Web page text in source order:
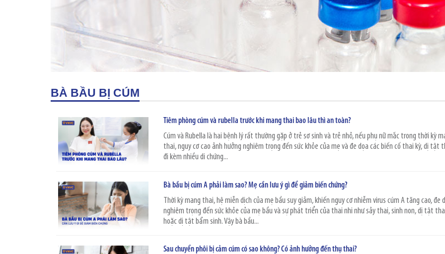
BÀ BẦU BỊ CÚM
Tiêm phòng cúm và rubella trước khi mang thai bao lâu thì an toàn?
Cúm và Rubella là hai bệnh lý rất thường gặp ở trẻ sơ sinh và trẻ nhỏ, nếu phụ nữ mắc trong thời kỳ
thai, nguy cơ cao ảnh hưởng nghiêm trọng đến sức khỏe của mẹ và đe dọa các biến cố thai kỳ, dị tật
đi kèm nhiều di chứng...
Bà bầu bị cúm A phải làm sao? Mẹ cần lưu ý gì để giảm biến chứng?
Thời kỳ mang thai, hệ miễn dịch của mẹ bầu suy giảm, khiến nguy cơ nhiễm virus cúm A tăng cao, đe
nghiêm trọng đến sức khỏe của mẹ bầu và sự phát triển của thai nhi như sảy thai, sinh non, dị tật
hoặc dị tật bẩm sinh. Vậy bà bầu...
Sau chuyển phôi bị cảm cúm có sao không? Có ảnh hưởng đến thụ thai?